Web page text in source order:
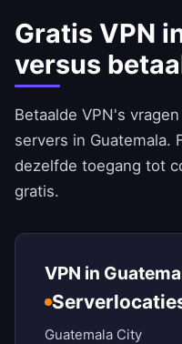
Gratis VPN
versus
Betaalde VPN's
servers in Guatemala.
dezelfde toegang tot
gratis.
VPN in
Guatemala City